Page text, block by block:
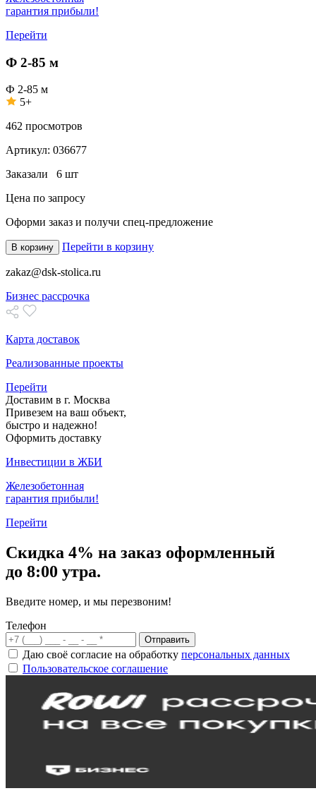
гарантия прибыли!
Перейти
Ф 2-85 м
Ф 2-85 м
5+
462 просмотров
Артикул: 036677
Заказали 6 шт
Цена по запросу
Оформи заказ и получи спец-предложение
В корзину Перейти в корзину
zakaz@dsk-stolica.ru
Бизнес рассрочка
Карта доставок
Реализованные проекты
Перейти
Доставим в г. Москва
Привезем на ваш объект,
быстро и надежно!
Оформить доставку
Инвестиции в ЖБИ
Железобетонная
гарантия прибыли!
Перейти
Скидка 4% на заказ оформленный
до 8:00 утра.
Введите номер, и мы перезвоним!
Телефон
Отправить
Даю своё согласие на обработку персональных данных
Пользовательское соглашение